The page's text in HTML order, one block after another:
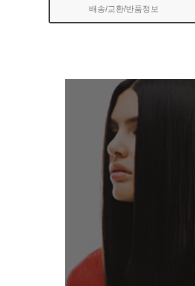
배송/교환/반품정보